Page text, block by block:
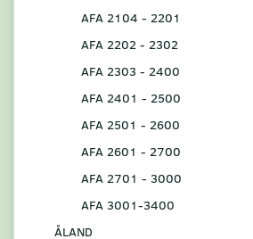
AFA 2104 - 2201
AFA 2202 - 2302
AFA 2303 - 2400
AFA 2401 - 2500
AFA 2501 - 2600
AFA 2601 - 2700
AFA 2701 - 3000
AFA 3001-3400
ÅLAND